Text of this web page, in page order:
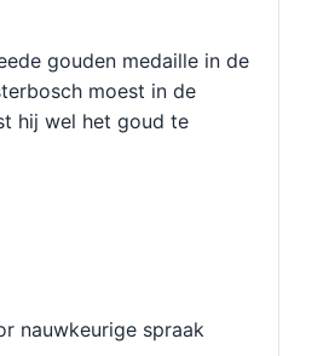
gouden medaille in de
moest in de
hij wel het goud te
nauwkeurige spraak